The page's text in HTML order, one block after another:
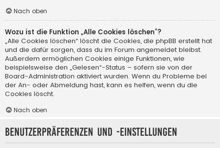
Nach oben
Wozu ist die Funktion „Alle Cookies löschen“?
„Alle Cookies löschen“ löscht die Cookies, die phpBB erstellt hat
und die dafür sorgen, dass du im Forum angemeldet bleibst.
Außerdem ermöglichen Cookies einige Funktionen, wie
beispielsweise den „Gelesen“-Status – sofern sie von der
Board-Administration aktiviert wurden. Wenn du Probleme bei
der An- oder Abmeldung hast, kann es helfen, wenn du die
Cookies löscht.
Nach oben
Benutzerpräferenzen und -einstellungen